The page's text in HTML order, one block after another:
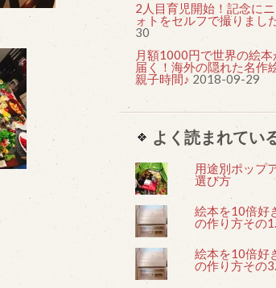
2人目育児開始！記念に
ォトをセルフで撮りまし
30
月額1000円で世界の絵本
届く！海外の隠れた名作
親子時間♪ 2018-09-29
よく読まれてい
用途別ポップ
選び方
絵本を10倍好
の作り方その
絵本を10倍好
の作り方その